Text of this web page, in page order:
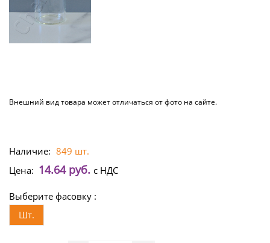
Внешний вид товара может отличаться от фото на сайте.
Наличие: 849 шт.
Цена: 14.64 руб. с НДС
Выберите фасовку :
Шт.